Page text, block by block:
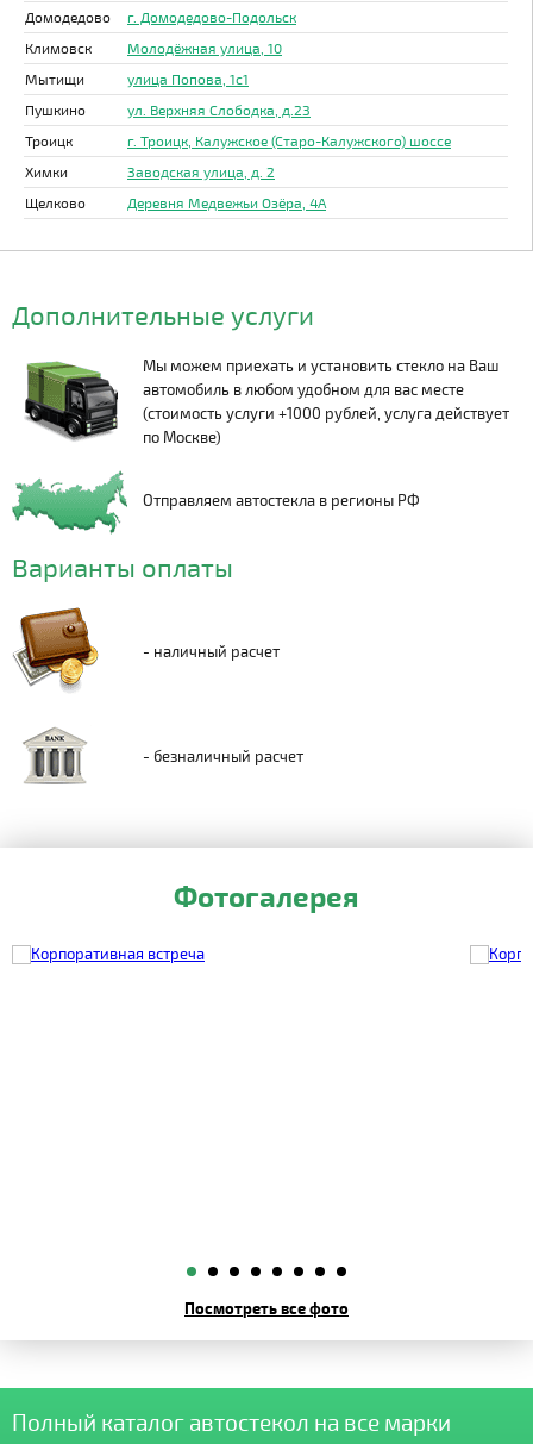
Домодедово
г. Домодедово-Подольск
Климовск
Молодёжная улица, 10
Мытищи
улица Попова, 1с1
Пушкино
ул. Верхняя Слободка, д.23
Троицк
г. Троицк, Калужское (Старо-Калужского) шоссе
Химки
Заводская улица, д. 2
Щелково
Деревня Медвежьи Озёра, 4А
Дополнительные услуги
Мы можем приехать и установить стекло на Ваш
автомобиль в любом удобном для вас месте
(стоимость услуги +1000 рублей, услуга действует
по Москве)
Отправляем автостекла в регионы РФ
Варианты оплаты
- наличный расчет
- безналичный расчет
Фотогалерея
Посмотреть все фото
Полный каталог автостекол на все марки